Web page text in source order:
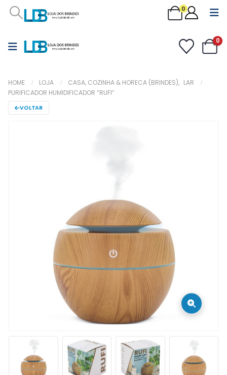
0
0
HOME LOJA CASA, COZINHA & HORECA (BRINDES), LAR
PURIFICADOR HUMIDIFICADOR “RUFI”
VOLTAR